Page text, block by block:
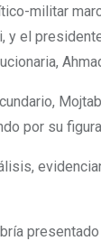
militar
el
por su